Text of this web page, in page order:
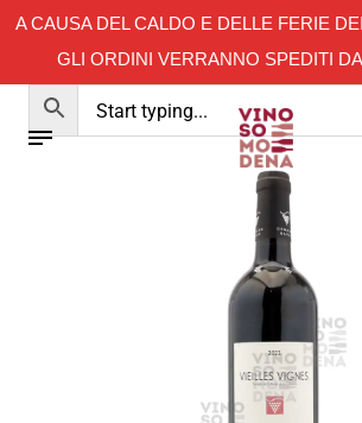
A CAUSA DEL CALDO E DELLE FERIE
GLI ORDINI VERRANNO SPEDITI